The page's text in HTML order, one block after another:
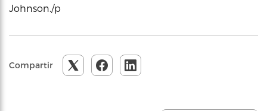
Johnson./p
Compartir